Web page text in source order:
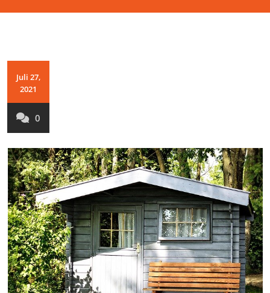
Juli 27,
2021
0